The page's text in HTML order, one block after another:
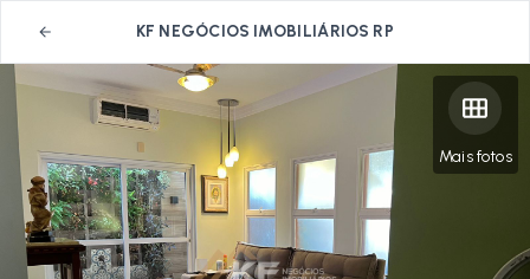
KF NEGÓCIOS IMOBILIÁRIOS RP
Mais fotos